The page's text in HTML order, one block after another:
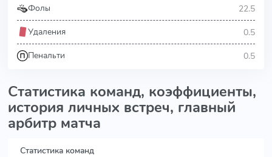
Фолы 22.5
Удаления 0.5
Пенальти 0.5
Статистика команд, коэффициенты,
история личных встреч, главный
арбитр матча
Статистика команд